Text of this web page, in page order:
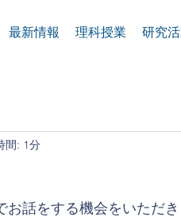
最新情報 理科授業 研究
間: 1分
話をする機会をいただ